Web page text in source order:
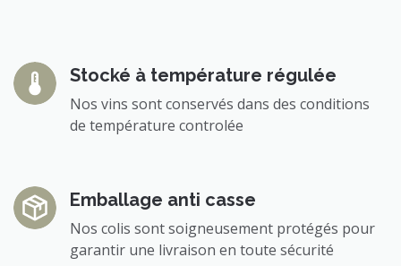
Stocké à température régulée
Nos vins sont conservés dans des conditions
de température controlée
Emballage anti casse
Nos colis sont soigneusement protégés pour
garantir une livraison en toute sécurité